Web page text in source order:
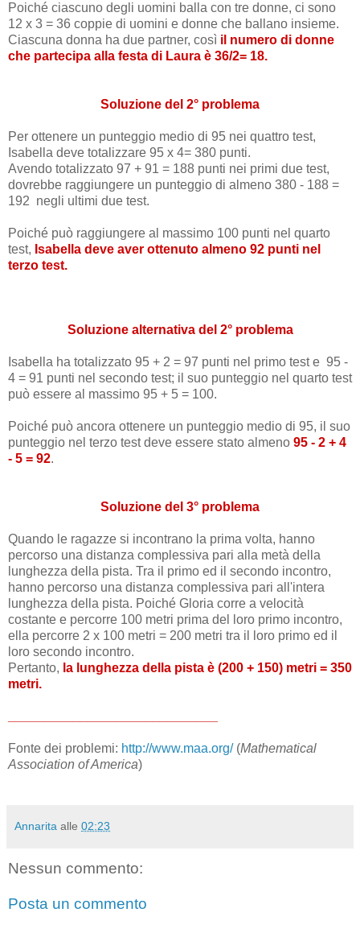
Poiché ciascuno degli uomini balla con tre donne, ci sono
12 x 3 = 36 coppie di uomini e donne che ballano insieme.
Ciascuna donna ha due partner, così il numero di donne
che partecipa alla festa di Laura è 36/2= 18.
Soluzione del 2° problema
Per ottenere un punteggio medio di 95 nei quattro test,
Isabella deve totalizzare 95 x 4= 380 punti.
Avendo totalizzato 97 + 91 = 188 punti nei primi due test,
dovrebbe raggiungere un punteggio di almeno 380 - 188 =
192 negli ultimi due test.
Poiché può raggiungere al massimo 100 punti nel quarto
test, Isabella deve aver ottenuto almeno 92 punti nel
terzo test.
Soluzione alternativa del 2° problema
Isabella ha totalizzato 95 + 2 = 97 punti nel primo test e 95 -
4 = 91 punti nel secondo test; il suo punteggio nel quarto test
può essere al massimo 95 + 5 = 100.
Poiché può ancora ottenere un punteggio medio di 95, il suo
punteggio nel terzo test deve essere stato almeno 95 - 2 + 4
- 5 = 92.
Soluzione del 3° problema
Quando le ragazze si incontrano la prima volta, hanno
percorso una distanza complessiva pari alla metà della
lunghezza della pista. Tra il primo ed il secondo incontro,
hanno percorso una distanza complessiva pari all'intera
lunghezza della pista. Poiché Gloria corre a velocità
costante e percorre 100 metri prima del loro primo incontro,
ella percorre 2 x 100 metri = 200 metri tra il loro primo ed il
loro secondo incontro.
Pertanto, la lunghezza della pista è (200 + 150) metri = 350
metri.
Fonte dei problemi: http://www.maa.org/(Mathematical
Association of America)
Annarita alle 02:23
Nessun commento:
Posta un commento